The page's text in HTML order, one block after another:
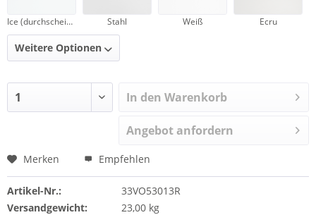
Ice (durchscheinend) Stahl Weiß Ecru
Weitere Optionen
In den Warenkorb
Angebot anfordern
Merken Empfehlen
Artikel-Nr.:
33VO53013R
Versandgewicht:
23,00 kg